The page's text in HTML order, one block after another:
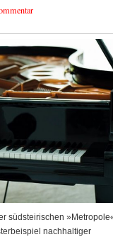
südsteirischen
nachhaltiger